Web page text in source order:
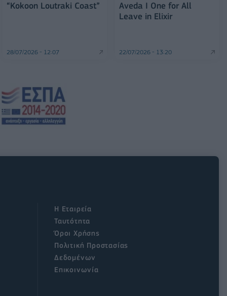
“Kokoon Loutraki Coast”
28/07/2026 - 12:07
Aveda I One for All
Leave in Elixir
22/07/2026 - 13:20
Η Εταιρεία
Ταυτότητα
Όροι Χρήσης
Πολιτική Προστασίας
Δεδομένων
Επικοινωνία